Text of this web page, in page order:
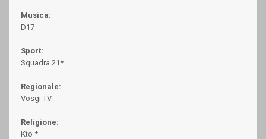
Musica:
D17 ·
Sport:
Squadra 21*
Regionale:
Vosgi TV
Religione:
Kto *